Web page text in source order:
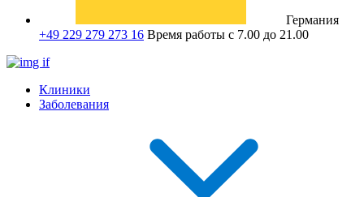
Германия
+49 229 279 273 16 Время работы с 7.00 до 21.00
Клиники
Заболевания